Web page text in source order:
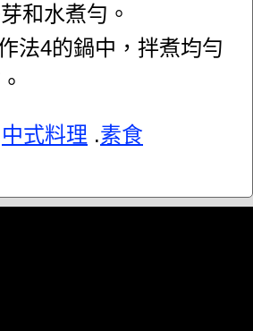
和水煮勻。
法4的鍋中，拌煮均勻
中式料理 .素食